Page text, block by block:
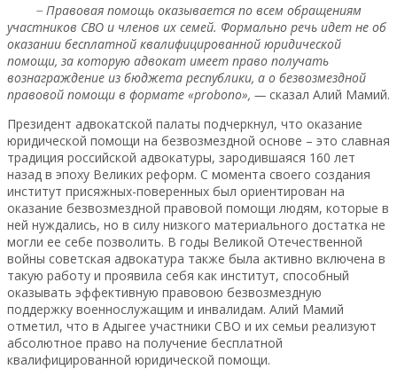
̶ Правовая помощь оказывается по всем обращениям
участников СВО и членов их семей. Формально речь идет не об
оказании бесплатной квалифицированной юридической
помощи, за которую адвокат имеет право получать
вознаграждение из бюджета республики, а о безвозмездной
правовой помощи в формате «probono», — сказал Алий Мамий.
Президент адвокатской палаты подчеркнул, что оказание
юридической помощи на безвозмездной основе – это славная
традиция российской адвокатуры, зародившаяся 160 лет
назад в эпоху Великих реформ. С момента своего создания
институт присяжных-поверенных был ориентирован на
оказание безвозмездной правовой помощи людям, которые в
ней нуждались, но в силу низкого материального достатка не
могли ее себе позволить. В годы Великой Отечественной
войны советская адвокатура также была активно включена в
такую работу и проявила себя как институт, способный
оказывать эффективную правовою безвозмездную
поддержку военнослужащим и инвалидам. Алий Мамий
отметил, что в Адыгее участники СВО и их семьи реализуют
абсолютное право на получение бесплатной
квалифицированной юридической помощи.